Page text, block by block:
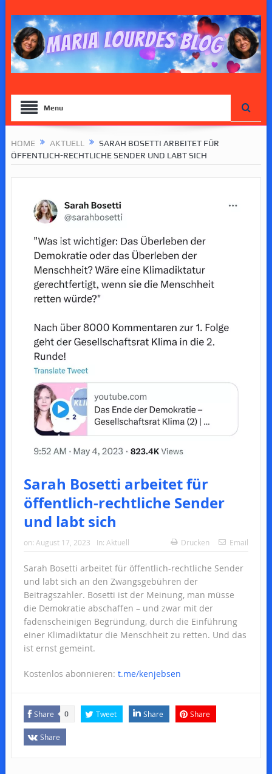
Menu
HOME AKTUELL
SARAH BOSETTI ARBEITET FÜR
ÖFFENTLICH-RECHTLICHE SENDER UND LABT SICH
Sarah Bosetti arbeitet für
öffentlich-rechtliche Sender
und labt sich
on: August 17, 2023 In: Aktuell Drucken Email
Sarah Bosetti arbeitet für öffentlich-rechtliche Sender
und labt sich an den Zwangsgebühren der
Beitragszahler. Bosetti ist der Meinung, man müsse
die Demokratie abschaffen – und zwar mit der
fadenscheinigen Begründung, durch die Einführung
einer Klimadiktatur die Menschheit zu retten. Und das
ist ernst gemeint.
Kostenlos abonnieren: t.me/kenjebsen
Share 0 Tweet Share Share
Share